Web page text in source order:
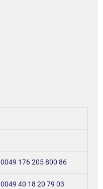
0049 176 205 800 86
0049 40 18 20 79 03